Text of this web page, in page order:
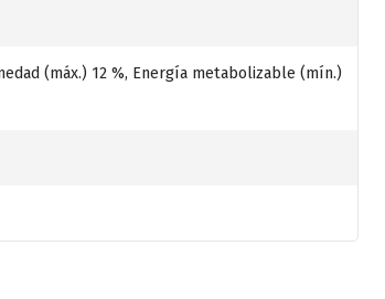
(máx.) 12 %, Energía metabolizable (mín.)